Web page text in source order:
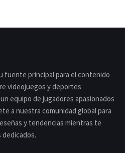
fuente principal para el contenido
videojuegos y deportes
equipo de jugadores apasionados
a nuestra comunidad global para
y tendencias mientras te